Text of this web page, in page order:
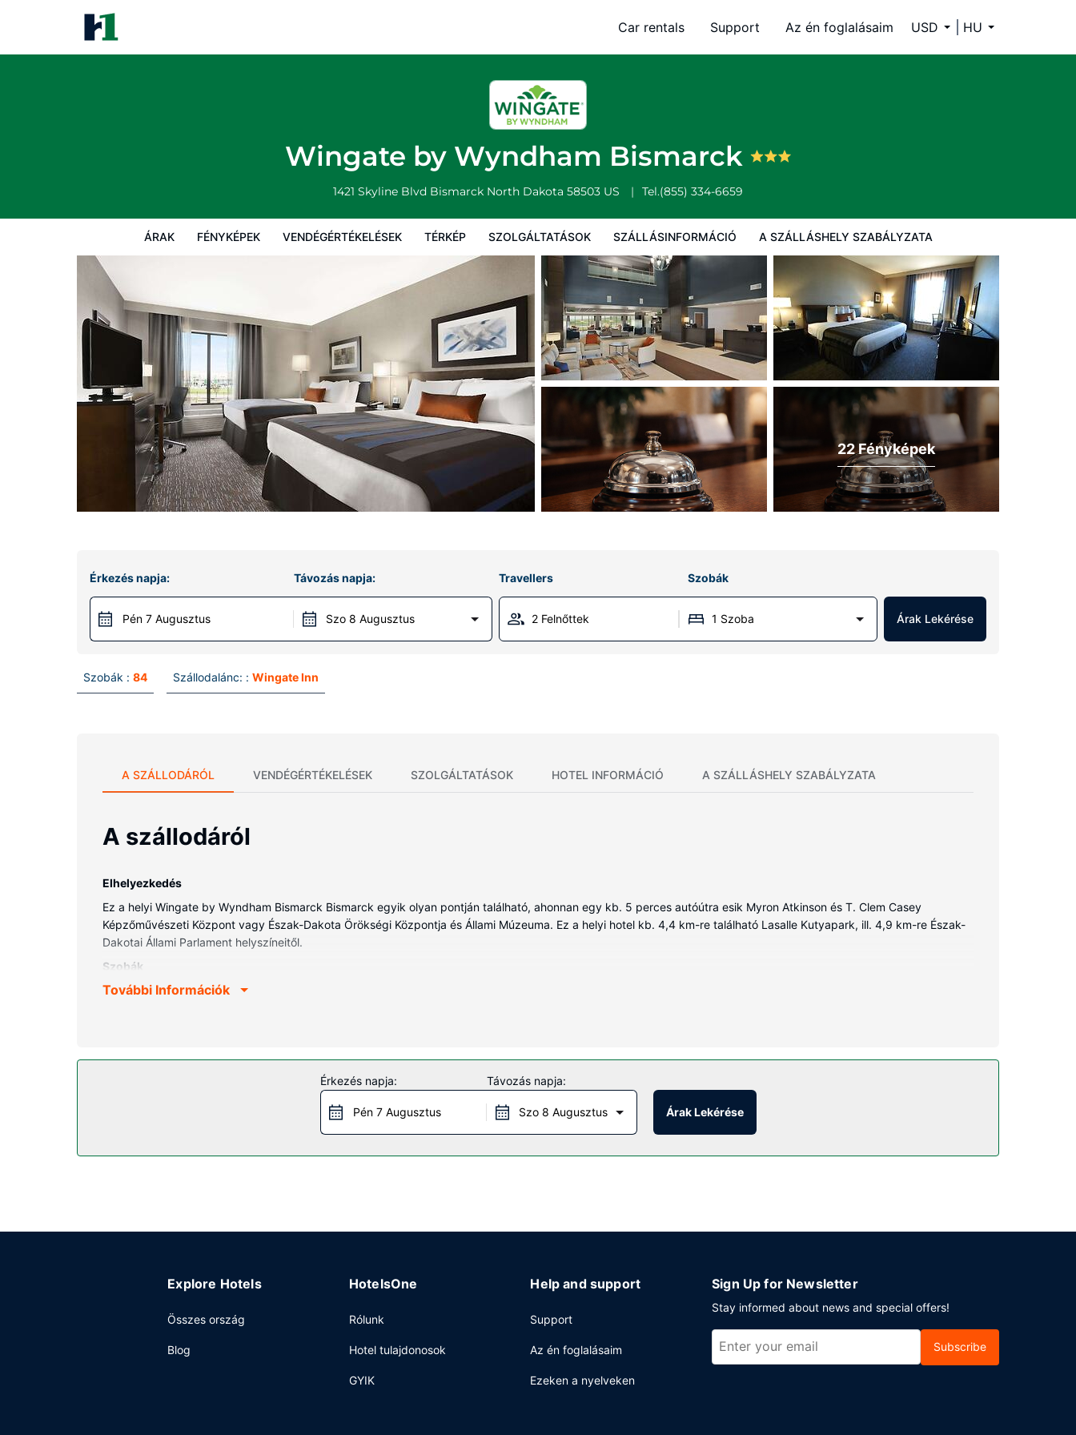
Car rentals Support Az én foglalásaim USD HU
Wingate by Wyndham Bismarck
1421 Skyline Blvd Bismarck North Dakota 58503 US Tel.(855) 334-6659
ÁRAK FÉNYKÉPEK VENDÉGÉRTÉKELÉSEK TÉRKÉP SZOLGÁLTATÁSOK SZÁLLÁSINFORMÁCIÓ A SZÁLLÁSHELY SZABÁLYZATA
A szálláshely szabályzata
22 Fényképek
Érkezés napja:
Pén 7 Augusztus
Távozás napja:
Szo 8 Augusztus
Travellers Szobák
2 Felnőttek 1 Szoba Árak Lekérése
Szobák : 84 Szállodalánc: : Wingate Inn
A SZÁLLODÁRÓL VENDÉGÉRTÉKELÉSEK SZOLGÁLTATÁSOK HOTEL INFORMÁCIÓ A SZÁLLÁSHELY SZABÁLYZATA
A szállodáról
Elhelyezkedés
Ez a helyi Wingate by Wyndham Bismarck Bismarck egyik olyan pontján található, ahonnan egy kb. 5 perces autóútra esik Myron Atkinson és T. Clem Casey
Képzőművészeti Központ vagy Észak-Dakota Örökségi Központja és Állami Múzeuma. Ez a helyi hotel kb. 4,4 km-re található Lasalle Kutyapark, ill. 4,9 km-re Észak-
Dakotai Állami Parlament helyszíneitől.
Szobák
Helyezze magát kényelembe a(z) 84 szoba egyikében, melyekben hűtőszekrény és mikrohullámú sütők is található. A vezetékes és vezeték nélküli internetkapcsolat
Élvezze ki a szálláshely kínálta szabadidős létesítményeket és szolgáltatásokat, mint például a(z) beltéri medence, a(z) pezsgőfürdő, vagy a(z) 24 órában nyitva
tartó fitneszterem. A hotel szolgáltatásai között szerepelnek a következők is: ingyenes wifihozzáférés, televízió a közös helyiségekben és bankett-terem.
Ha megéheznél, Wingate by Wyndham Bismarck a helyi snack bár/delikát kínálatával tud szolgálni. Hétköznaponként ingyenes kontinentális reggeli várja a
vendégeket 6:00 és 9:00 között, hétvégente pedig 7:00 és 10:00 között.
További Információk
Érkezés napja:
Pén 7 Augusztus
Távozás napja:
Szo 8 Augusztus Árak Lekérése
Explore Hotels
Összes ország
Blog
HotelsOne
Rólunk
Hotel tulajdonosok
GYIK
Help and support
Support
Az én foglalásaim
Ezeken a nyelveken
Sign Up for Newsletter
Stay informed about news and special offers!
Subscribe